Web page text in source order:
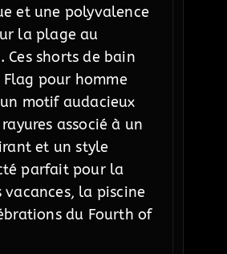
et une polyvalence
la plage au
Ces shorts de bain
pour homme
motif audacieux
associé à un
et un style
parfait pour la
vacances, la piscine
du Fourth of